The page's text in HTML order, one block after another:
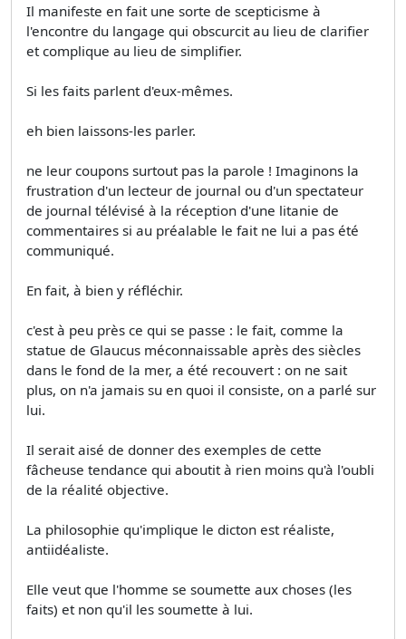
Il manifeste en fait une sorte de scepticisme à
l'encontre du langage qui obscurcit au lieu de clarifier
et complique au lieu de simplifier.
Si les faits parlent d'eux-mêmes.
eh bien laissons-les parler.
ne leur coupons surtout pas la parole ! Imaginons la
frustration d'un lecteur de journal ou d'un spectateur
de journal télévisé à la réception d'une litanie de
commentaires si au préalable le fait ne lui a pas été
communiqué.
En fait, à bien y réfléchir.
c'est à peu près ce qui se passe : le fait, comme la
statue de Glaucus méconnaissable après des siècles
dans le fond de la mer, a été recouvert : on ne sait
plus, on n'a jamais su en quoi il consiste, on a parlé sur
lui.
Il serait aisé de donner des exemples de cette
fâcheuse tendance qui aboutit à rien moins qu'à l'oubli
de la réalité objective.
La philosophie qu'implique le dicton est réaliste,
antiidéaliste.
Elle veut que l'homme se soumette aux choses (les
faits) et non qu'il les soumette à lui.